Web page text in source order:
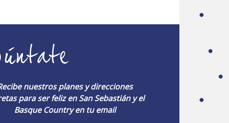
nuestros planes y direcciones
para ser feliz en San Sebastián y el
Basque Country en tu email